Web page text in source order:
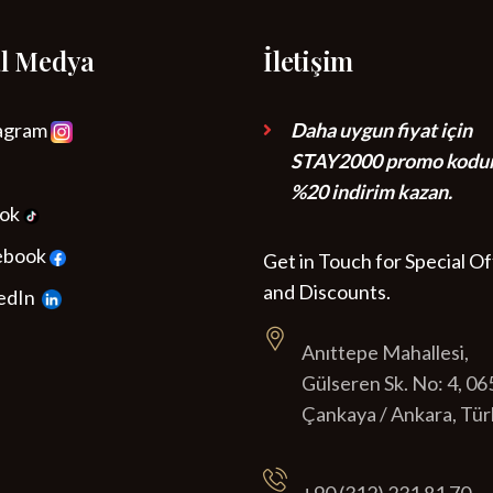
Medya İletişim
Daha uygun fiyat için
STAY2000 promo
%20 indirim kazan.
Get in Touch for Special
and Discounts.
Anıttepe Mahallesi,
Gülseren Sk. No: 4,
Çankaya / Ankara,